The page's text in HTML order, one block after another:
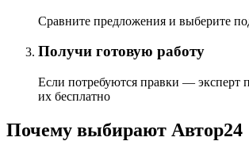
Сравните предложения и выберите
Получи готовую работу
Если потребуются правки — эксперт
их бесплатно
Почему выбирают Автор24